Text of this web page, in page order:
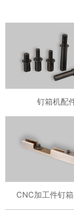
钉箱机配
CNC加工件钉